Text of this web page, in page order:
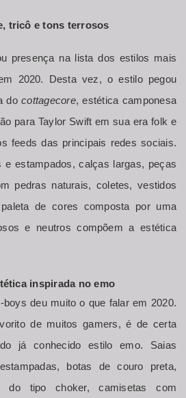
tricô e tons terrosos
presença na lista dos estilos mais
2020. Desta vez, o estilo pegou
do cottagecore, estética camponesa
para Taylor Swift em sua era folk e
feeds das principais redes sociais.
e estampados, calças largas, peças
pedras naturais, coletes, vestidos
de cores composta por uma
e neutros compõem a estética
inspirada no emo
deu muito o que falar em 2020.
de muitos gamers, é de certa
já conhecido estilo emo. Saias
botas de couro preta,
do tipo choker, camisetas com